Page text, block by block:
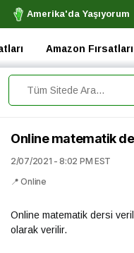
Amerika'da Yaşıyorum
Amazon Fırsatları
Online matematik
2/07/2021 - 8:02 PM EST
📍 Online
Online matematik dersi
olarak verilir.